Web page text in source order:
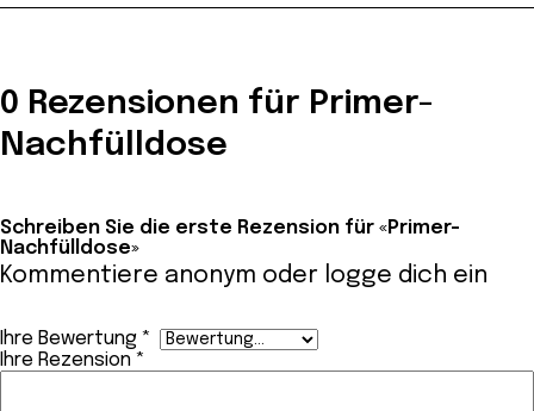
0 Rezensionen für Primer-
Nachfülldose
Schreiben Sie die erste Rezension für «Primer-
Nachfülldose»
Kommentiere anonym oder logge dich ein
Ihre Bewertung *
Ihre Rezension *